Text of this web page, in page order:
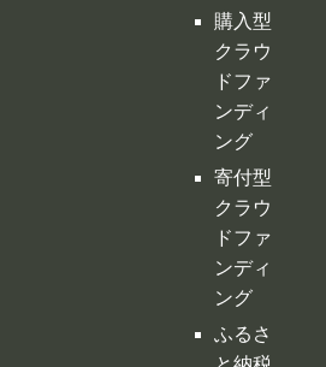
クラウ
ドファ
ンディ
ング
ふるさ
と納税
型クラ
ウドフ
ァンデ
ィング
不動産
クラウ